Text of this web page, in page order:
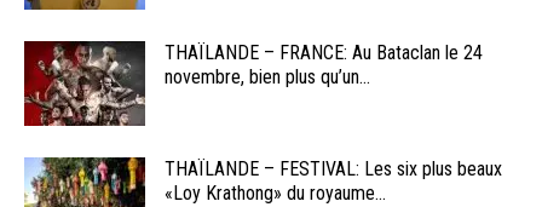
THAÏLANDE – FRANCE: Au Bataclan le 24
novembre, bien plus qu’un...
THAÏLANDE – FESTIVAL: Les six plus beaux
«Loy Krathong» du royaume...